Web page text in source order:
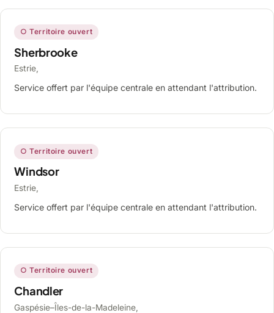
○ Territoire ouvert
Sherbrooke
Estrie,
Service offert par l'équipe centrale en attendant l'attribution.
○ Territoire ouvert
Windsor
Estrie,
Service offert par l'équipe centrale en attendant l'attribution.
○ Territoire ouvert
Chandler
Gaspésie–Îles-de-la-Madeleine,